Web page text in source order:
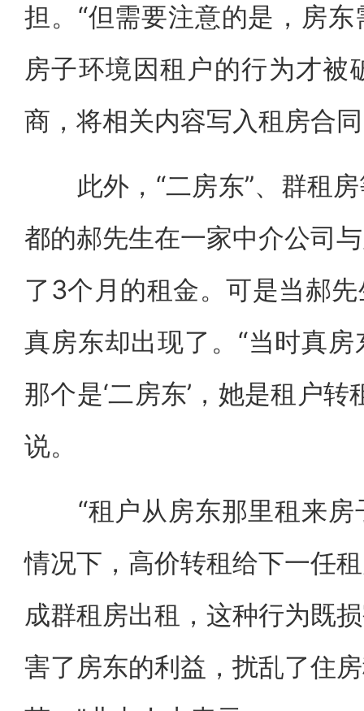
担。“但需要注意的是，房
房子环境因租户的行为才
商，将相关内容写入租房合
此外，“二房东”、群租房
都的郝先生在一家中介公司
了3个月的租金。可是当郝
真房东却出现了。“当时真
那个是‘二房东’，她是租户
说。
“租户从房东那里租来房
情况下，高价转租给下一任
成群租房出租，这种行为既
害了房东的利益，扰乱了住